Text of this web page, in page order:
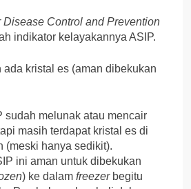
Disease Control and Prevention
indikator kelayakannya ASIP.
ada kristal es (aman dibekukan
sudah melunak atau mencair
masih terdapat kristal es di
(meski hanya sedikit).
ini aman untuk dibekukan
) ke dalam freezerbegitu